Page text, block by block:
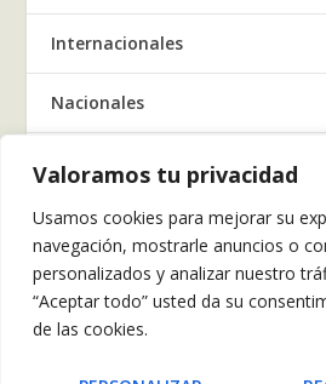
Valoramos tu privacidad
Usamos cookies para mejorar su
navegación, mostrarle anuncios o
personalizados y analizar nuestro
“Aceptar todo” usted da su
de las cookies.
Internacionales
Nacionales
Regionales
Salud
Tecnología
Tendencia